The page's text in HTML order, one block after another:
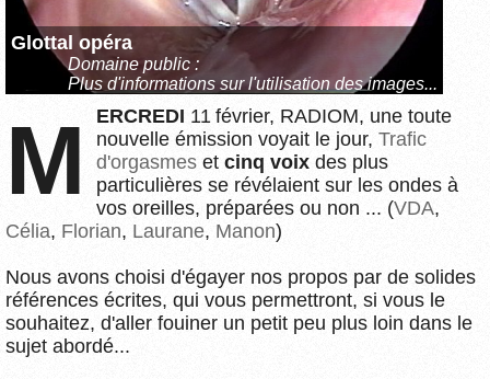
Glottal opéra
Domaine public :
Plus d'informations sur l'utilisation des images...
MERCREDI 11 février, RADIOM, une toute
nouvelle émission voyait le jour, Trafic
d'orgasmes et cinq voix des plus
particulières se révélaient sur les ondes à
vos oreilles, préparées ou non ... (VDA,
Célia, Florian, Laurane, Manon)
Nous avons choisi d'égayer nos propos par de solides
références écrites, qui vous permettront, si vous le
souhaitez, d'aller fouiner un petit peu plus loin dans le
sujet abordé...